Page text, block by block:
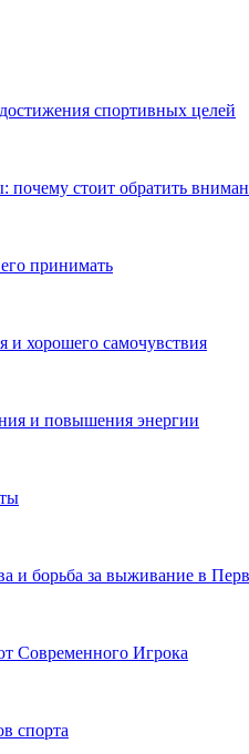
спортивных целей
стоит обратить
принимать
и хорошего самочувствия
и повышения энергии
и борьба за выживание в
Современного Игрока
спорта